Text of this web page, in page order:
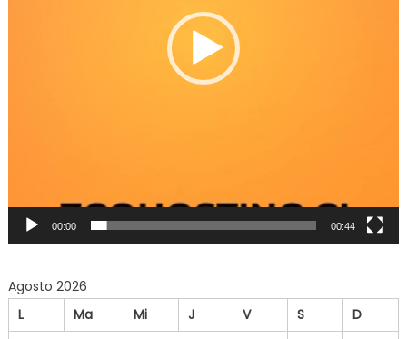
00:00 00:44
Agosto 2026
L
Ma Mi J V S
D